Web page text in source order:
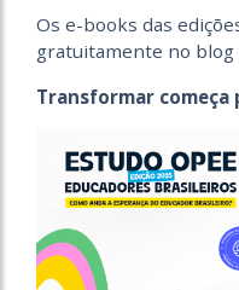
Os e-books das
gratuitamente no blog
Transformar começa